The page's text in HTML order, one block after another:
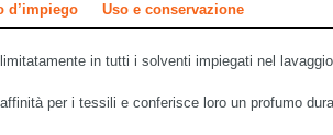
d’impiego Uso e conservazione
in tutti i solventi impiegati nel
per i tessili e conferisce loro un profumo